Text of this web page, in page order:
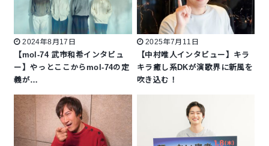
2024年8月17日
【mol-74 武市和希インタビュ
ー】やっとここからmol-74の定
義が…
2025年7月11日
【中村唯人インタビュー】キラ
キラ癒し系DKが演歌界に新風を
吹き込む！